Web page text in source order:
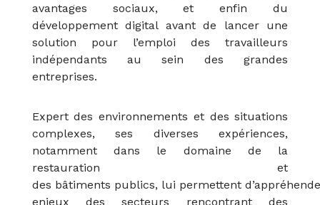
avantages sociaux, et enfin du
développement digital avant de lancer une
solution pour l’emploi des travailleurs
indépendants au sein des grandes
entreprises.
Expert des environnements et des situations
complexes, ses diverses expériences,
notamment dans le domaine de la
restauration et
des bâtiments publics, lui permettent
enjeux des secteurs rencontrant des